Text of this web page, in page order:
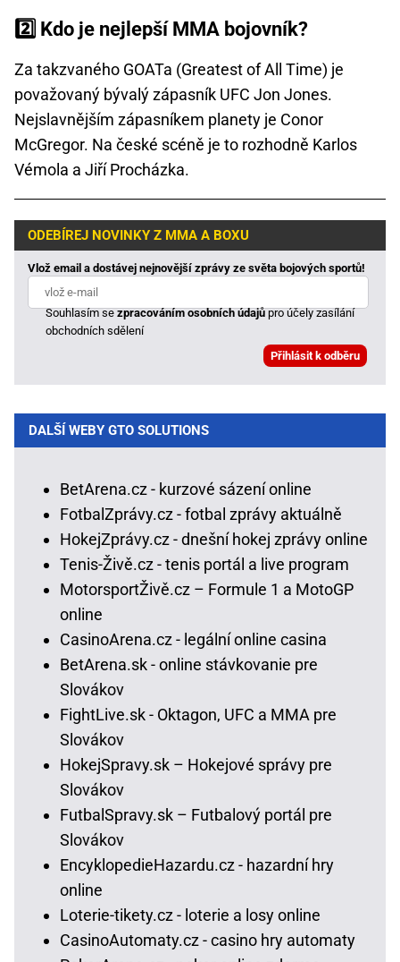
2️⃣ Kdo je nejlepší MMA bojovník?
Za takzvaného GOATa (Greatest of All Time) je
považovaný bývalý zápasník UFC Jon Jones.
Nejslavnějším zápasníkem planety je Conor
McGregor. Na české scéně je to rozhodně Karlos
Vémola a Jiří Procházka.
ODEBÍREJ NOVINKY Z MMA A BOXU
Vlož email a dostávej nejnovější zprávy ze světa bojových sportů!
Souhlasím sezpracováním osobních údajůpro účely zasílání
obchodních sdělení
DALŠÍ WEBY GTO SOLUTIONS
BetArena.cz - kurzové sázení online
FotbalZprávy.cz - fotbal zprávy aktuálně
HokejZprávy.cz - dnešní hokej zprávy online
Tenis-Živě.cz - tenis portál a live program
MotorsportŽivě.cz – Formule 1 a MotoGP
online
CasinoArena.cz - legální online casina
BetArena.sk - online stávkovanie pre
Slovákov
FightLive.sk - Oktagon, UFC a MMA pre
Slovákov
HokejSpravy.sk – Hokejové správy pre
Slovákov
FutbalSpravy.sk – Futbalový portál pre
Slovákov
EncyklopedieHazardu.cz - hazardní hry
online
Loterie-tikety.cz - loterie a losy online
CasinoAutomaty.cz - casino hry automaty